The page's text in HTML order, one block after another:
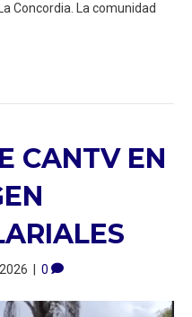
Concordia. La comunidad
CANTV EN
0